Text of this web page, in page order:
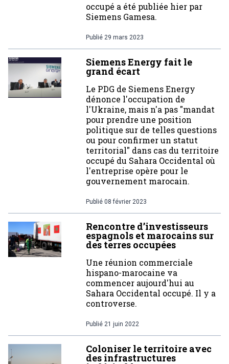
occupé a été publiée hier par
Siemens Gamesa.
Publié 29 mars 2023
Siemens Energy fait le
grand écart
Le PDG de Siemens Energy
dénonce l'occupation de
l'Ukraine, mais n'a pas "mandat
pour prendre une position
politique sur de telles questions
ou pour confirmer un statut
territorial" dans cas du territoire
occupé du Sahara Occidental où
l'entreprise opère pour le
gouvernement marocain.
Publié 08 février 2023
Rencontre d’investisseurs
espagnols et marocains sur
des terres occupées
Une réunion commerciale
hispano-marocaine va
commencer aujourd'hui au
Sahara Occidental occupé. Il y a
controverse.
Publié 21 juin 2022
Coloniser le territoire avec
des infrastructures